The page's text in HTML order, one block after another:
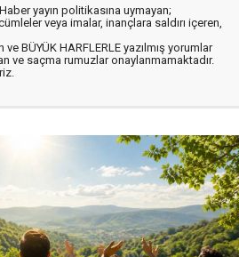
yayın politikasına uymayan;
veya imalar, inançlara saldırı içeren,
BÜYÜK HARFLERLE yazılmış yorumlar
ve saçma rumuzlar onaylanmamaktadır.